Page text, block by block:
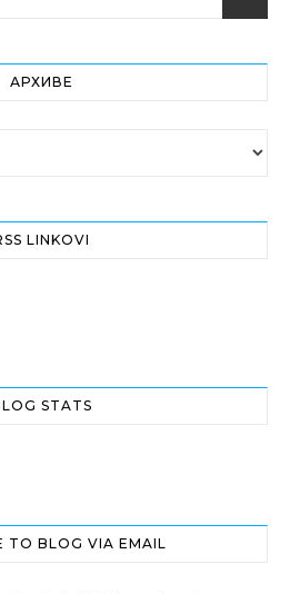
АРХИВЕ
LINKOVI
STATS
TO BLOG VIA EMAIL